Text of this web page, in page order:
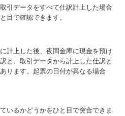
引データをすべて仕訳計上した場合
目で確認できます。
計上した後、夜間金庫に現金を預け
と、取引データから計上した仕訳と
ります。起票の日付が異なる場合
いるかどうかをひと目で突合できま